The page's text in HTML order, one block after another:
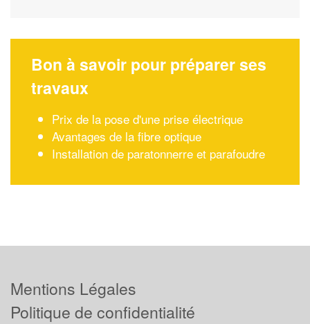
Bon à savoir pour préparer ses
travaux
Prix de la pose d'une prise électrique
Avantages de la fibre optique
Installation de paratonnerre et parafoudre
Mentions Légales
Politique de confidentialité